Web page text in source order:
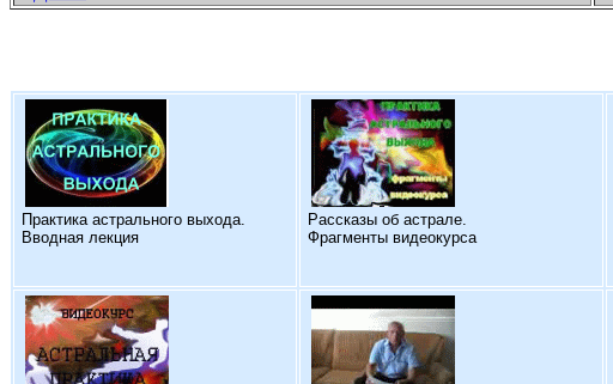
Практика астрального выхода.
Вводная лекция
Рассказы об астрале.
Фрагменты видеокурса